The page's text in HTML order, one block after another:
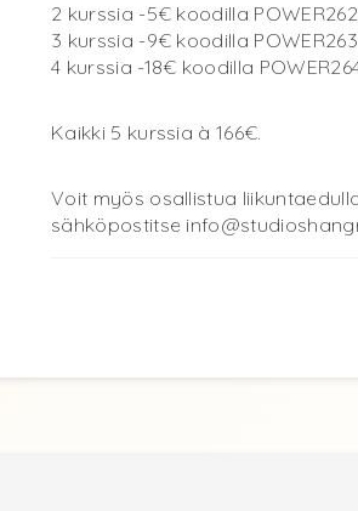
2 kurssia -5€ koodilla POWER262
3 kurssia -9€ koodilla POWER263
4 kurssia -18€ koodilla
Kaikki 5 kurssia à 166€.
Voit myös osallistua
sähköpostitse